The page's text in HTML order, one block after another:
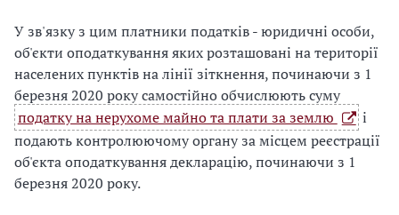
У зв'язку з цим платники податків - юридичні особи,
об'єкти оподаткування яких розташовані на території
населених пунктів на лінії зіткнення, починаючи з 1
березня 2020 року самостійно обчислюють суму
податку на нерухоме майно та плати за землю
і
подають контролюючому органу за місцем реєстрації
об'єкта оподаткування декларацію, починаючи з 1
березня 2020 року.